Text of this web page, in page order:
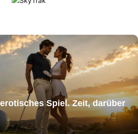
Spiel. Zeit, darüber